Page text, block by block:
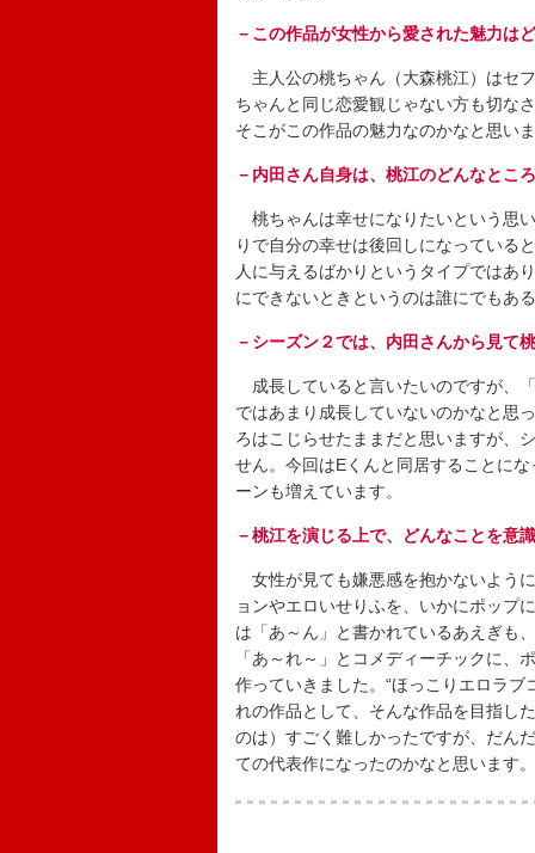
－この作品が女性から愛された魅力は
主人公の桃ちゃん（大森桃江）はセ
ちゃんと同じ恋愛観じゃない方も切な
そこがこの作品の魅力なのかなと思い
－内田さん自身は、桃江のどんなとこ
桃ちゃんは幸せになりたいという思
りで自分の幸せは後回しになっている
人に与えるばかりというタイプではあ
にできないときというのは誰にでもあ
－シーズン２では、内田さんから見て
成長していると言いたいのですが、
ではあまり成長していないのかなと思
ろはこじらせたままだと思いますが、
せん。今回はEくんと同居することに
ーンも増えています。
－桃江を演じる上で、どんなことを意
女性が見ても嫌悪感を抱かないよう
ョンやエロいせりふを、いかにポップ
は「あ～ん」と書かれているあえぎも
「あ～れ～」とコメディーチックに
作っていきました。“ほっこりエロラ
れの作品として、そんな作品を目指し
のは）すごく難しかったですが、だん
ての代表作になったのかなと思います。